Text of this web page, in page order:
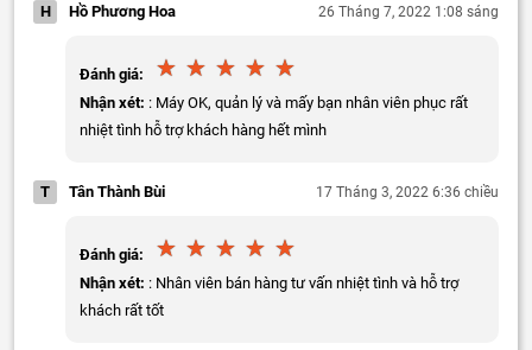
H Hồ Phương Hoa 26 Tháng 7, 2022 1:08 sáng
Đánh giá:
Nhận xét: : Máy OK, quản lý và mấy bạn nhân viên phục rất
nhiệt tình hỗ trợ khách hàng hết mình
T Tân Thành Bùi 17 Tháng 3, 2022 6:36 chiều
Đánh giá:
Nhận xét: : Nhân viên bán hàng tư vấn nhiệt tình và hỗ trợ
khách rất tốt